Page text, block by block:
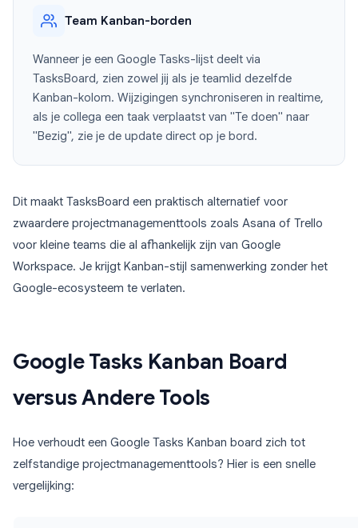
Team Kanban-borden
Wanneer je een Google Tasks-lijst deelt via
TasksBoard, zien zowel jij als je teamlid dezelfde
Kanban-kolom. Wijzigingen synchroniseren in realtime,
als je collega een taak verplaatst van "Te doen" naar
"Bezig", zie je de update direct op je bord.
Dit maakt TasksBoard een praktisch alternatief voor
zwaardere projectmanagementtools zoals Asana of Trello
voor kleine teams die al afhankelijk zijn van Google
Workspace. Je krijgt Kanban-stijl samenwerking zonder het
Google-ecosysteem te verlaten.
Google Tasks Kanban Board
versus Andere Tools
Hoe verhoudt een Google Tasks Kanban board zich tot
zelfstandige projectmanagementtools? Hier is een snelle
vergelijking: